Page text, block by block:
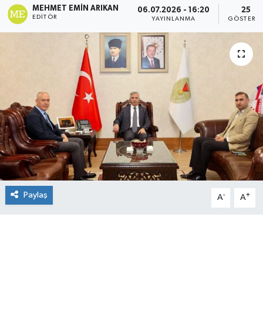
MEHMET EMIN ARIKAN
EDITÖR
06.07.2026 - 16:20
YAYINLANMA
25
GÖSTERIM
Paylaş A- A+